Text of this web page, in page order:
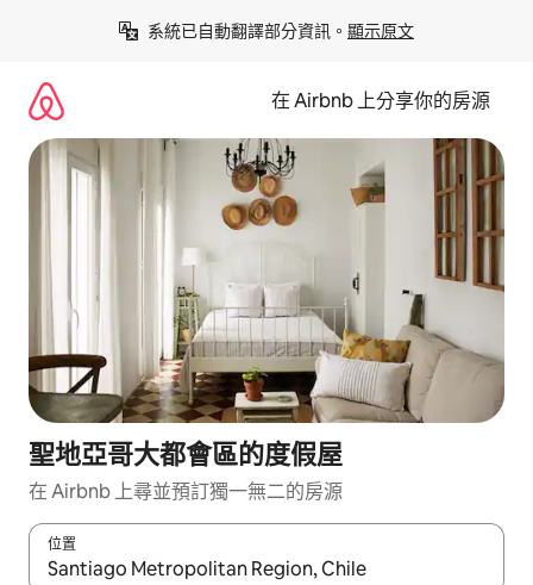
系統已自動翻譯部分資訊。 顯示原文
在 Airbnb 上分享你的房源
聖地亞哥大都會區的度假屋
在 Airbnb 上尋並預訂獨一無二的房源
位置
如有搜尋結果，瀏覽內容時請使用上下箭頭，或輕點、滑動裝置。